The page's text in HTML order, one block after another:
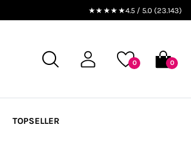
★★★★★4.5 / 5.0 (23.143)
0 0
TOPSELLER